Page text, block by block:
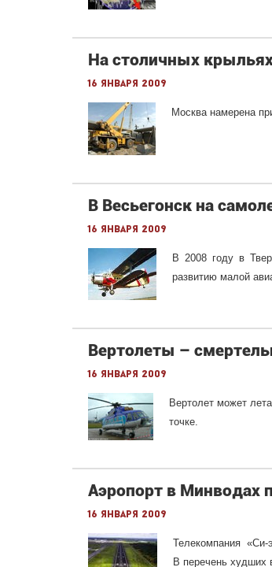
На столичных
16 января 2009
Москва намерена
В Весьегонск на
16 января 2009
В 2008 году в
развитию малой
Вертолеты –
16 января 2009
Вертолет может
точке.
Аэропорт в Минводах
16 января 2009
Телекомпания«Си-
В перечень худших